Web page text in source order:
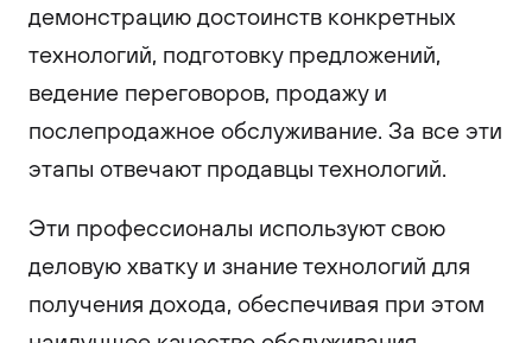
демонстрацию достоинств конкретных
технологий, подготовку предложений,
ведение переговоров, продажу и
послепродажное обслуживание. За все эти
этапы отвечают продавцы технологий.
Эти профессионалы используют свою
деловую хватку и знание технологий для
получения дохода, обеспечивая при этом